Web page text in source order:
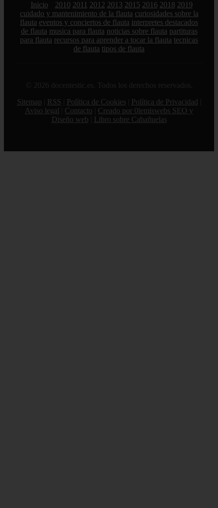
Inicio 2010 2011 2012 2013 2015 2016 2018 2019
cuidado y mantenimiento de la flauta curiosidades sobre la
flauta eventos y conciertos de flauta interpretes destacados
de flauta musica para flauta noticias sobre flauta partituras
para flauta recursos para aprender a tocar la flauta tecnicas
de flauta tipos de flauta
© 2026 docentestic.es. Todos los derechos reservados.
Sitemap
RSS Política de Cookies Política de Privacidad
Aviso legal
Contacto
Creado por 0lemiswebs SEO y
Diseño web
Libro sobre Cabañuelas